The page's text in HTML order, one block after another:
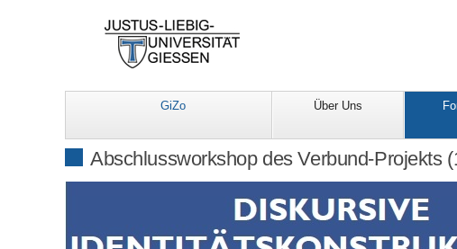
GiZo Über Uns
Abschlussworkshop des Verbund-Projekts